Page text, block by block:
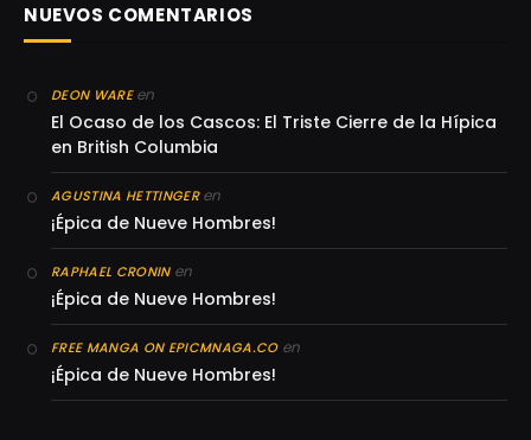
NUEVOS COMENTARIOS
DEON WAREen
El Ocaso de los Cascos: El Triste Cierre de la Hípica
en British Columbia
AGUSTINA HETTINGERen
¡Épica de Nueve Hombres!
RAPHAEL CRONINen
¡Épica de Nueve Hombres!
FREE MANGA ON EPICMNAGA.COen
¡Épica de Nueve Hombres!